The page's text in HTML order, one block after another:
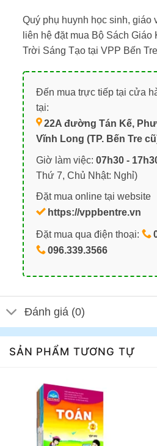
Quý phụ huynh học sinh, giáo
liên hệ đặt mua Bộ Sách
Trời Sáng Tạo tại VPP Bến
Đến mua trực tiếp tại cửa
tại:
22A đường Tán Kế,
Vĩnh Long (TP. Bến Tre
Giờ làm việc: 07h30 -
Thứ 7, Chủ Nhật: Nghỉ)
Đặt mua online tại website
https://vppbentre.vn
Đặt mua qua điện thoại:
096.339.3566
Đánh giá (0)
SẢN PHẨM TƯƠNG TỰ